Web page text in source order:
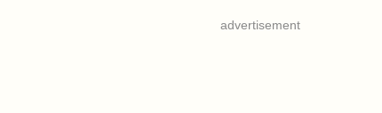
advertisement